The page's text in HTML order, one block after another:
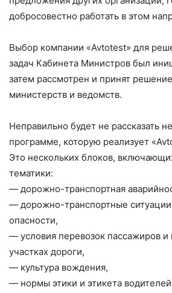
добросовестно работать в этом
Выбор компании «Avtotest» для
задач Кабинета Министров был
затем рассмотрен и принят
министерств и ведомств.
Неправильно будет не рассказать
программе, которую реализует
Это нескольких блоков,
тематики:
— дорожно-транспортная
— дорожно-транспортные
опасности,
— условия перевозок пассажиров и
участках дороги,
— культура вождения,
— нормы этики и этикета